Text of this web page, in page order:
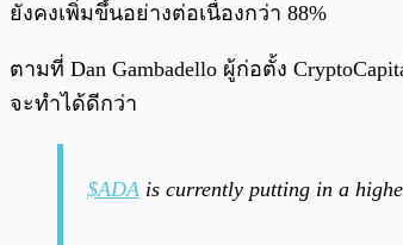
ยังคงเพิ่มขึ้นอย่างต่อเนื่องกว่า 88%
ตามที่ Dan Gambadello ผู้ก่อตั้ง
จะทำได้ดีกว่า
$ADA is currently putting in a